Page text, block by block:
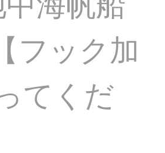
フック加
てくだ